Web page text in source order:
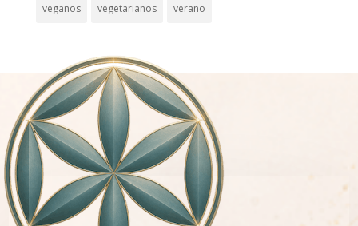
veganos vegetarianos verano